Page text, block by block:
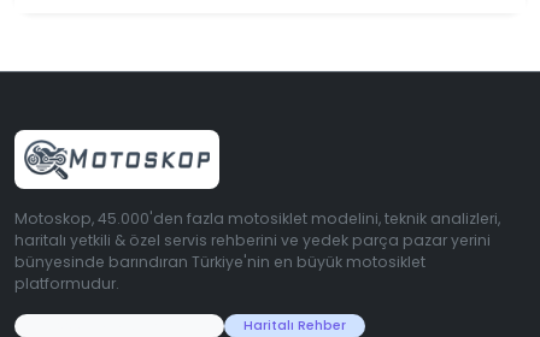
Motoskop, 45.000'den fazla motosiklet modelini, teknik analizleri,
haritalı yetkili & özel servis rehberini ve yedek parça pazar yerini
bünyesinde barındıran Türkiye'nin en büyük motosiklet
platformudur.
Haritalı Rehber